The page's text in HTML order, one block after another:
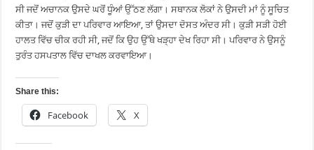
ਸੀ ਜਦੋਂ ਅਚਾਨਕ ਉਸਦੇ ਘਰੋਂ ਧੂੰਆਂ ਉੱਠਣ ਲੱਗਾ। ਸਥਾਨਕ ਲੋਕਾਂ ਨੇ ਉਸਦੀ ਮਾਂ ਨੂੰ ਸੂਚਿਤ
ਕੀਤਾ। ਜਦੋਂ ਕੁੜੀ ਦਾ ਪਰਿਵਾਰ ਆਇਆ, ਤਾਂ ਉਸਦਾ ਦੋਸਤ ਅੰਦਰ ਸੀ। ਕੁੜੀ ਸੜੀ ਹੋਈ
ਹਾਲਤ ਵਿੱਚ ਚੀਕ ਰਹੀ ਸੀ, ਜਦੋਂ ਕਿ ਉਹ ਉੱਥੇ ਖੜ੍ਹਾ ਦੇਖ ਰਿਹਾ ਸੀ। ਪਰਿਵਾਰ ਨੇ ਉਸਨੂੰ
ਤੁਰੰਤ ਹਸਪਤਾਲ ਵਿੱਚ ਦਾਖਲ ਕਰਵਾਇਆ।
Share this:
Facebook X